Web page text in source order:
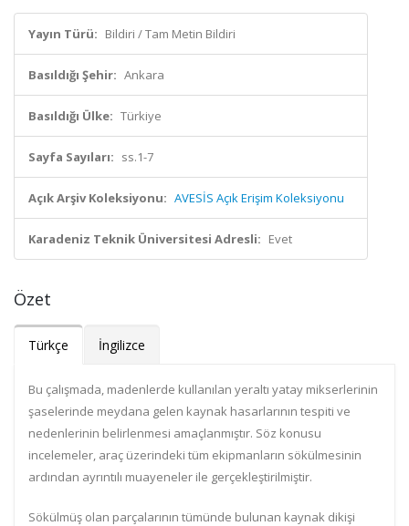
Yayın Türü: Bildiri / Tam Metin Bildiri
Basıldığı Şehir: Ankara
Basıldığı Ülke: Türkiye
Sayfa Sayıları: ss.1-7
Açık Arşiv Koleksiyonu: AVESİS Açık Erişim Koleksiyonu
Karadeniz Teknik Üniversitesi Adresli: Evet
Özet
Türkçe İngilizce
Bu çalışmada, madenlerde kullanılan yeraltı yatay mikserlerinin
şaselerinde meydana gelen kaynak hasarlarının tespiti ve
nedenlerinin belirlenmesi amaçlanmıştır. Söz konusu
incelemeler, araç üzerindeki tüm ekipmanların sökülmesinin
ardından ayrıntılı muayeneler ile gerçekleştirilmiştir.
Sökülmüş olan parçalarının tümünde bulunan kaynak dikişi